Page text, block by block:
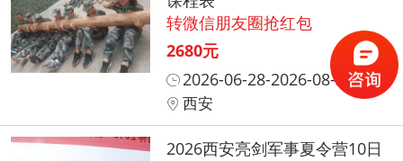
转微信朋友圈抢红包
2680元
2026-06-28-2026-08-31
西安
2026西安亮剑军事夏令营10日